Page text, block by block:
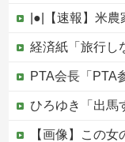
|●|【速報】米農家「流石に
経済紙「旅行しなくなった日本人
PTA会長「PTA参加
ひろゆき「出馬する気ないか
【画像】この女